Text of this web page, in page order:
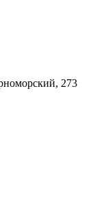
273